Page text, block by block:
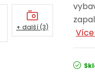
+ další (3)